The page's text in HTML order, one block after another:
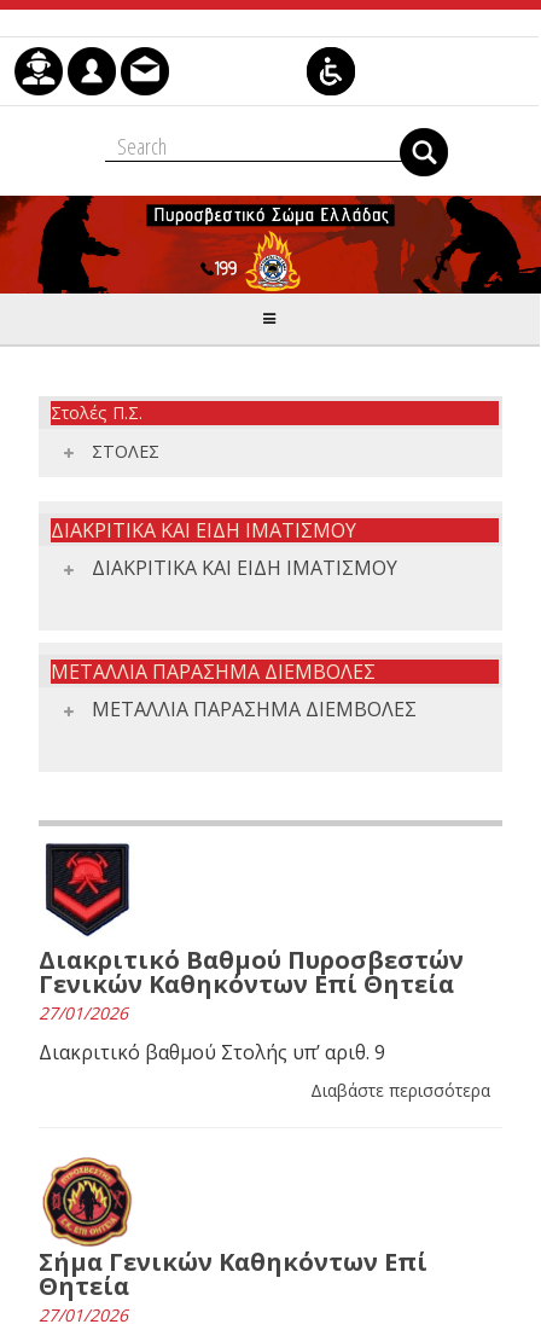
Skip to Content
Στολές Π.Σ.
ΣΤΟΛΕΣ
ΔΙΑΚΡΙΤΙΚΑ ΚΑΙ ΕΙΔΗ ΙΜΑΤΙΣΜΟΥ
ΔΙΑΚΡΙΤΙΚΑ ΚΑΙ ΕΙΔΗ ΙΜΑΤΙΣΜΟΥ
ΜΕΤΑΛΛΙΑ ΠΑΡΑΣΗΜΑ ΔΙΕΜΒΟΛΕΣ
ΜΕΤΑΛΛΙΑ ΠΑΡΑΣΗΜΑ ΔΙΕΜΒΟΛΕΣ
Διακριτικό Βαθμού Πυροσβεστών
Γενικών Καθηκόντων Επί Θητεία
27/01/2026
Διακριτικό βαθμού Στολής υπ’ αριθ. 9
Διαβάστε περισσότερα
Σήμα Γενικών Καθηκόντων Επί
Θητεία
27/01/2026